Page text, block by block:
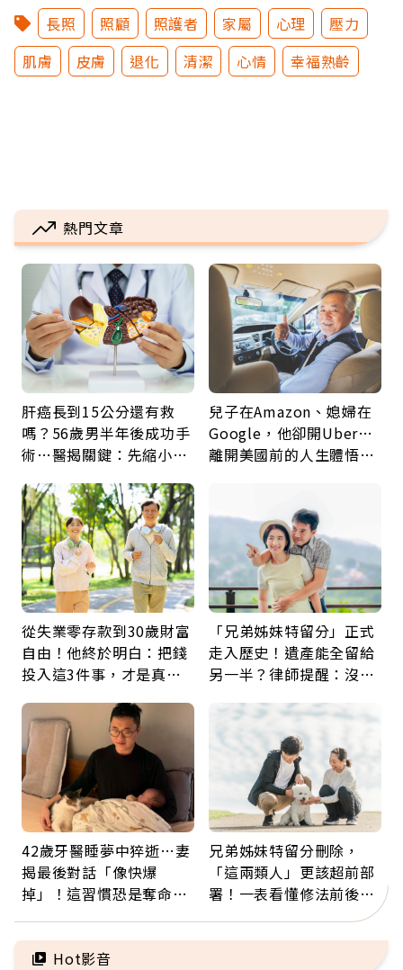
長照 照顧 照護者 家屬 心理
壓力
肌膚
皮膚 退化 清潔 心情 幸福熟齡
熱門文章
肝癌長到15公分還有救
嗎？56歲男半年後成功手
術…醫揭關鍵：先縮小腫
兒子在Amazon、媳婦在
Google，他卻開Uber…
離開美國前的人生體悟：
從失業零存款到30歲財富
自由！他終於明白：把錢
投入這3件事，才是真正
「兄弟姊妹特留分」正式
走入歷史！遺產能全留給
另一半？律師提醒：沒做
42歲牙醫睡夢中猝逝…妻
揭最後對話「像快爆
掉」！這習慣恐是奪命原
命交換
兄弟姊妹特留分刪除，
「這兩類人」更該超前部
署！一表看懂修法前後差
異：沒留遺囑手足反而分
更多
Hot影音